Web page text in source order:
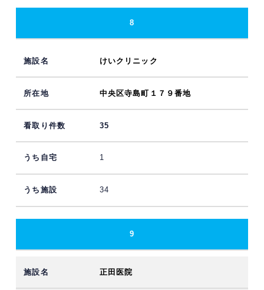
8
けいクリニック
中央区寺島町１７９番地
35
1
34
9
正田医院